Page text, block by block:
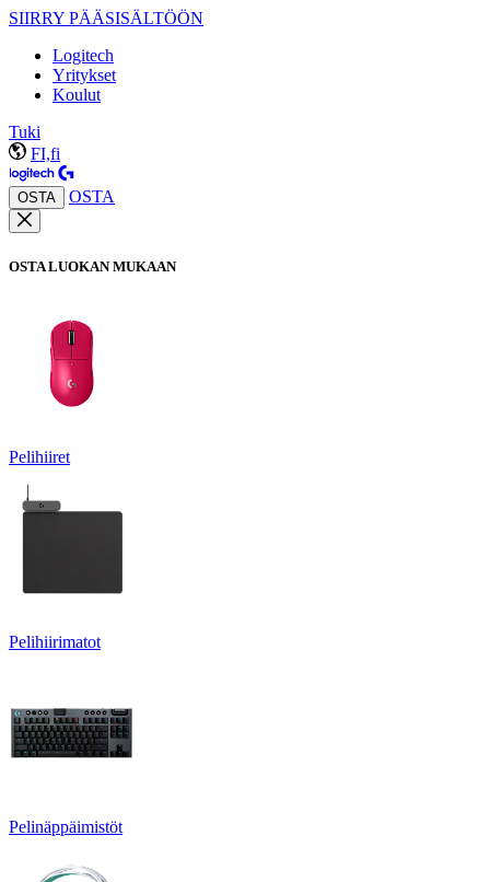
SIIRRY PÄÄSISÄLTÖÖN
Logitech
Yritykset
Koulut
Tuki
FI,fi
OSTA OSTA
OSTA LUOKAN MUKAAN
Pelihiiret
Pelihiirimatot
Pelinäppäimistöt